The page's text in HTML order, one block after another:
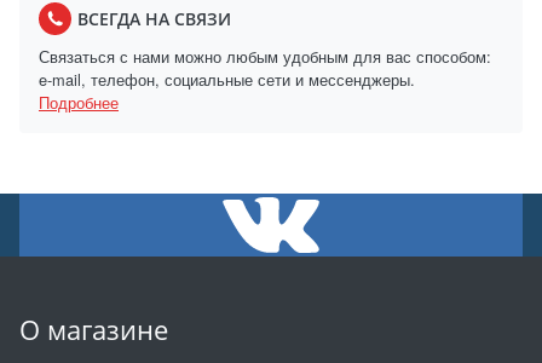
ВСЕГДА НА СВЯЗИ
Связаться с нами можно любым удобным для вас способом:
e-mail, телефон, социальные сети и мессенджеры.
Подробнее
О магазине